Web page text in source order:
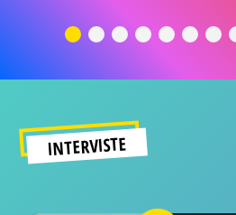
significato
del
INTERVISTE